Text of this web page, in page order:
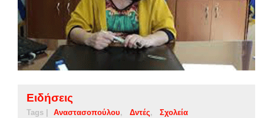
Ειδήσεις
Tags | Αναστασοπούλου Δντές Σχολεία